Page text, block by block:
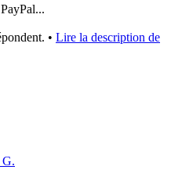
• Lire la description de